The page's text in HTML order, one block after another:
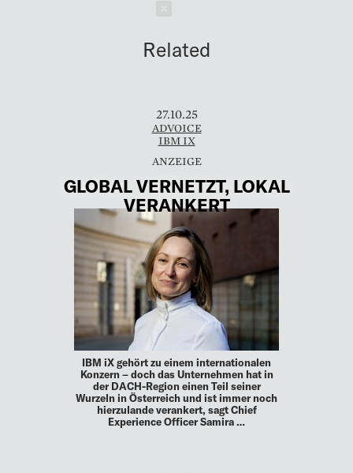
Related
27.10.25
ADVOICE
IBM IX
GLOBAL VERNETZT, LOKAL
VERANKERT
IBM iX gehört zu einem internationalen
Konzern – doch das Unternehmen hat in
der DACH-Region einen Teil seiner
Wurzeln in Österreich und ist immer noch
hierzulande verankert, sagt Chief
Experience Officer Samira …